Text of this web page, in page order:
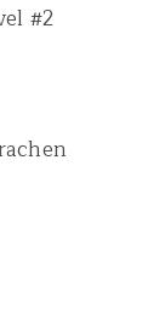
#2